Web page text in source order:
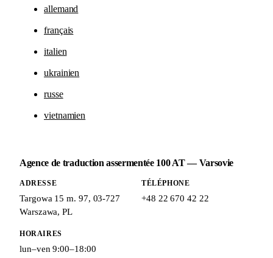
allemand
français
italien
ukrainien
russe
vietnamien
Agence de traduction assermentée 100 AT — Varsovie
ADRESSE
Targowa 15 m. 97, 03-727
Warszawa,PL
TÉLÉPHONE
+48 22 670 42 22
HORAIRES
lun–ven 9:00–18:00